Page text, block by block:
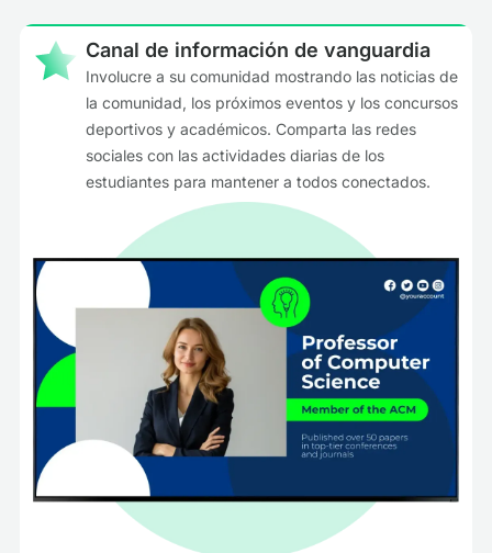
Canal de información de vanguardia
Involucre a su comunidad mostrando las noticias de
la comunidad, los próximos eventos y los concursos
deportivos y académicos. Comparta las redes
sociales con las actividades diarias de los
estudiantes para mantener a todos conectados.